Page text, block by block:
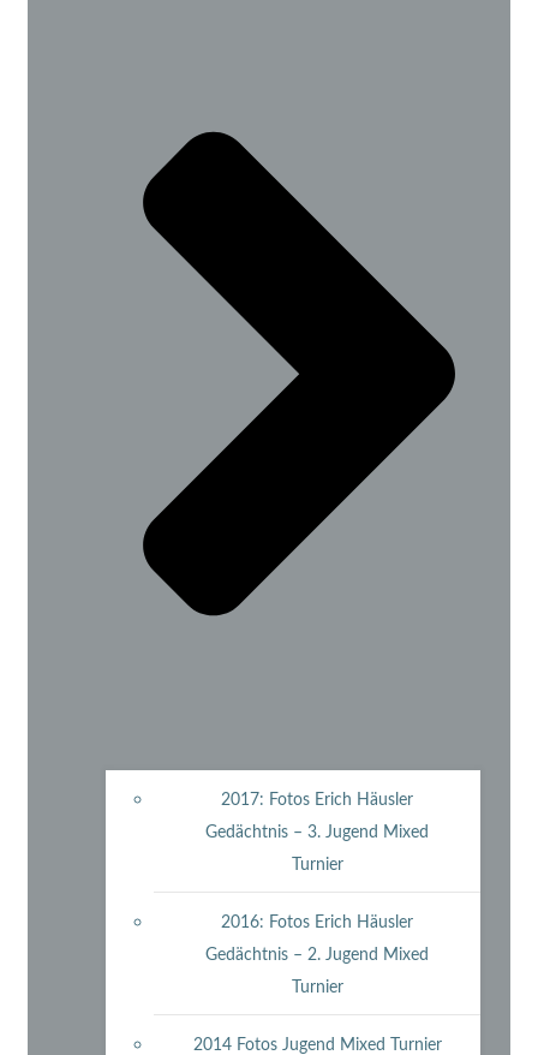
2017: Fotos Erich Häusler
Gedächtnis – 3. Jugend Mixed
Turnier
2016: Fotos Erich Häusler
Gedächtnis – 2. Jugend Mixed
Turnier
2014 Fotos Jugend Mixed Turnier